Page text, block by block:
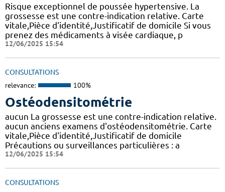
Risque exceptionnel de poussée hypertensive. La
grossesse est une contre-indication relative. Carte
vitale,Pièce d'identité,Justificatif de domicile Si vous
prenez des médicaments à visée cardiaque, p
12/06/2025 15:54
CONSULTATIONS
relevance: 100%
Ostéodensitométrie
aucun La grossesse est une contre-indication relative.
aucun anciens examens d'ostéodensitométrie. Carte
vitale,Pièce d'identité,Justificatif de domicile
Précautions ou surveillances particulières : a
12/06/2025 15:54
CONSULTATIONS